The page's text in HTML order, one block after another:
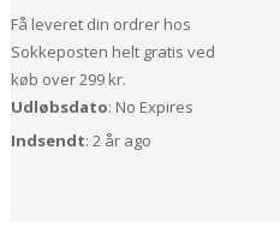
Få leveret din ordrer hos
Sokkeposten helt gratis ved
køb over 299 kr.
Udløbsdato: No Expires
Indsendt: 2 år ago